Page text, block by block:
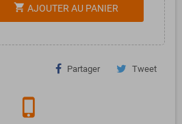
shopping_cart AJOUTER AU PANIER
Partager Tweet
phone_iphone